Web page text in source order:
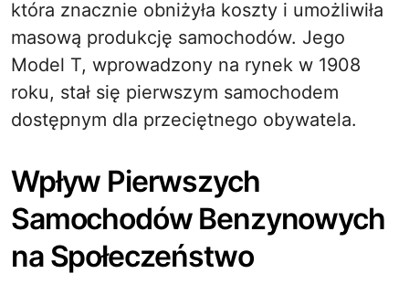
która znacznie obniżyła koszty i umożliwiła
masową produkcję samochodów. Jego
Model T, wprowadzony na rynek w 1908
roku, stał się pierwszym samochodem
dostępnym dla przeciętnego obywatela.
Wpływ Pierwszych
Samochodów Benzynowych
na Społeczeństwo